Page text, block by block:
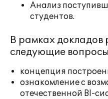
Анализ
студентов.
В рамках докладов
следующие
концепция
ознакомление с
отечественной BI-